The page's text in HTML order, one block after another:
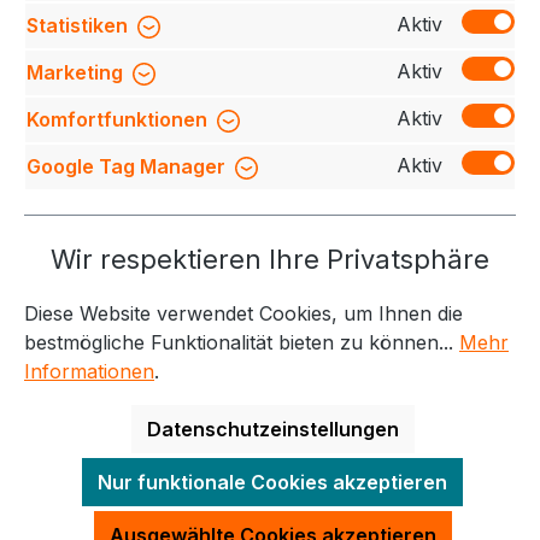
Mehr
Bewertungen
Service-Hotline
Weitere Themen
Informationen Kontakt
Alle Preise exkl. gesetzl. Mehrwertsteuer zzgl.
Versandkostenund ggf. Nachnahmegebühren, wenn
nicht anders angegeben.
Statistiken
Aktiv
Marketing
Aktiv
Komfortfunktionen
Aktiv
Google Tag Manager
Aktiv
Wir respektieren Ihre Privatsphäre
Diese Website verwendet Cookies, um Ihnen die
bestmögliche Funktionalität bieten zu können... Mehr
Informationen.
Datenschutzeinstellungen
Nur funktionale Cookies akzeptieren
Ausgewählte Cookies akzeptieren